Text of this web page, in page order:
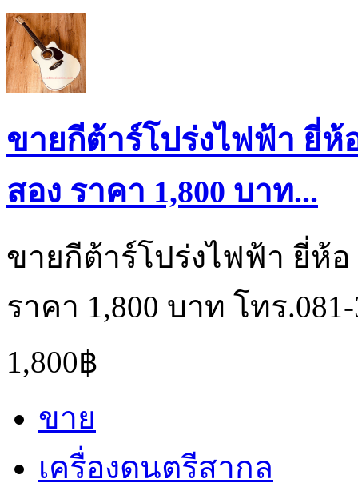
ขายกีต้าร์โปร่งไฟฟ้า ยี่ห้
สอง ราคา 1,800 บาท...
ขายกีต้าร์โปร่งไฟฟ้า ยี่ห้อ
ราคา 1,800 บาท โทร.081-
1,800฿
ขาย
เครื่องดนตรีสากล